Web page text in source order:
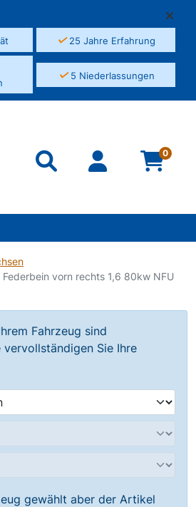
✓25 Jahre Erfahrung
✓5 Niederlassungen
0
vorn rechts 1,6 80kw NFU
Fahrzeug sind
Sie Ihre
gewählt aber der Artikel